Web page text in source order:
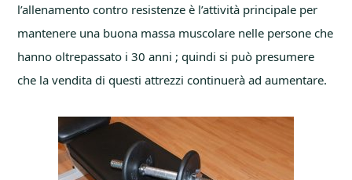
l’allenamento contro resistenze è l’attività principale per
mantenere una buona massa muscolare nelle persone che
hanno oltrepassato i 30 anni ; quindi si può presumere
che la vendita di questi attrezzi continuerà ad aumentare.